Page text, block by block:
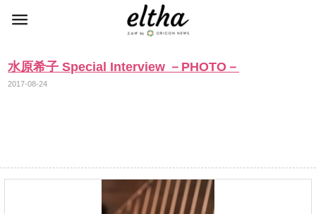
水原希子 Special Interview －PHOTO－
2017-08-24